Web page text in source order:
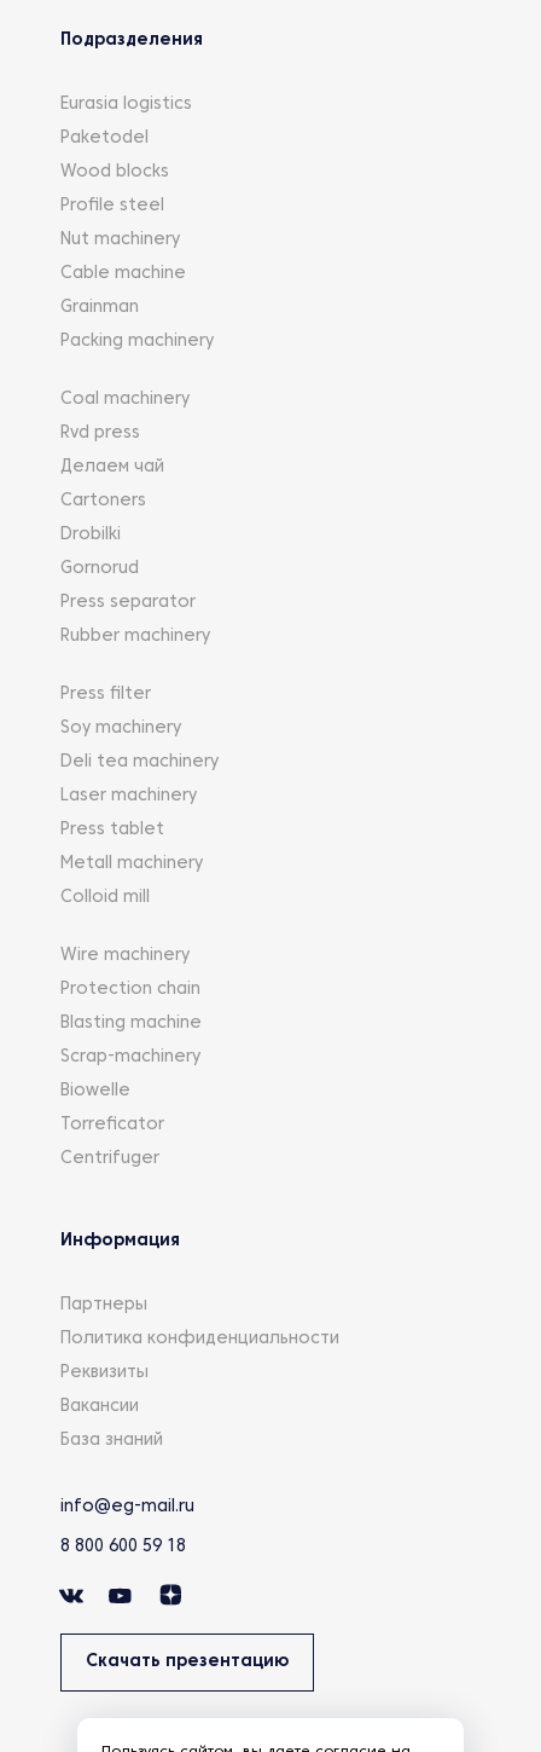
Подразделения
Eurasia logistics
Paketodel
Wood blocks
Profile steel
Nut machinery
Cable machine
Grainman
Packing machinery
Coal machinery
Rvd press
Делаем чай
Cartoners
Drobilki
Gornorud
Press separator
Rubber machinery
Press filter
Soy machinery
Deli tea machinery
Laser machinery
Press tablet
Metall machinery
Colloid mill
Wire machinery
Protection chain
Blasting machine
Scrap-machinery
Biowelle
Torreficator
Centrifuger
Информация
Партнеры
Политика конфиденциальности
Реквизиты
Вакансии
База знаний
info@eg-mail.ru
8 800 600 59 18
Скачать презентацию